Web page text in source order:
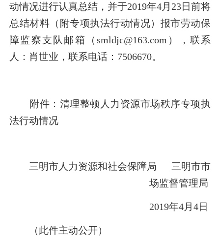
动情况进行认真总结，并于2019年4月 23日前将
总结材料（附专项执法行动情况）报市劳动保
障监察支队邮箱（ smldjc@163.com ），联系
人：肖世业，联系电话： 7506670。
附件：清理整顿人力资源市场秩序专项执
法行动情况
三明市人力资源和社会保障局
三明市市
场监督管理局
2019年4月 4日
（此件主动公开）